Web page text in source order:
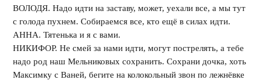
ВОЛОДЯ. Надо идти на заставу, может, уехали все, а мы тут
с голода пухнем. Собираемся все, кто ещё в силах идти.
АННА. Тятенька и я с вами.
НИКИФОР. Не смей за нами идти, могут пострелять, а тебе
надо род наш Мельниковых сохранить. Сохрани дочка, хоть
Максимку с Ваней, бегите на колокольный звон по лежнёвке